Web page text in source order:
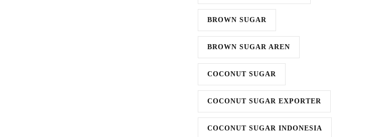
BROWN SUGAR
BROWN SUGAR AREN
COCONUT SUGAR
COCONUT SUGAR EXPORTER
COCONUT SUGAR INDONESIA